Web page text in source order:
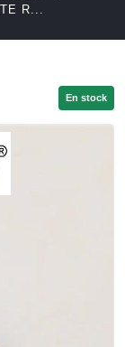
R...
En stock